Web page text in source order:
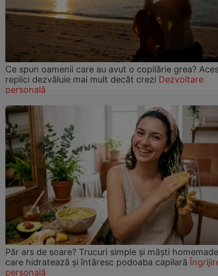
Ce spun oamenii care au avut o copilărie grea?
replici dezvăluie mai mult decât crezi Dezvoltare
personală
Păr ars de soare? Trucuri simple și măști homemade
care hidratează și întăresc podoaba capilară
personală